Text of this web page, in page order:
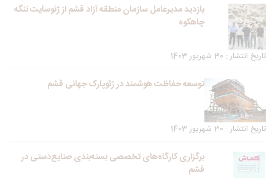
بازدید مدیرعامل سازمان منطقه آزاد قشم از ژئوسایت تنگه
چاهکوه
تاریخ انتشار : 30 شهریور 1403
توسعه حفاظت هوشمند در ژئوپارک جهانی قشم
تاریخ انتشار : 30 شهریور 1403
برگزاری کارگاه‌های تخصصی بسته‌بندی صنایع‌دستی در
قشم